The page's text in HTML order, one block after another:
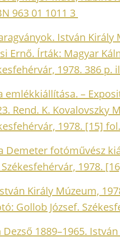
963 01 1011 3
István
Ernő. Írták: Magyar
1978. 386 p.
emlékkiállítása. –
Rend. K. Kovalovszky
1978. [15]
Demeter fotóművész
1978.
Király Múzeum,
Gollob József.
1889–1965.